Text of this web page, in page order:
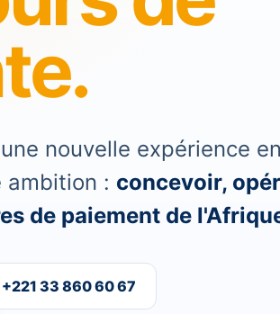
nouvelle expérience
ambition : concevoir,
de paiement de
+221 33 860 60 67